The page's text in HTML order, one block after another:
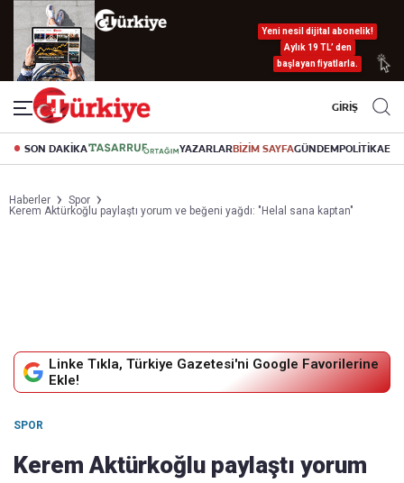
Yeni nesil dijital abonelik!
Aylık 19 TL’ den
başlayan fiyatlarla.
GİRİŞ
SON DAKİKA YAZARLARBİZİM SAYFAGÜNDEMPOLİTİKA
Haberler
Spor
Kerem Aktürkoğlu paylaştı yorum ve beğeni yağdı: "Helal sana kaptan"
Linke Tıkla, Türkiye Gazetesi'ni Google Favorilerine
Ekle!
SPOR
Kerem Aktürkoğlu paylaştı yorum